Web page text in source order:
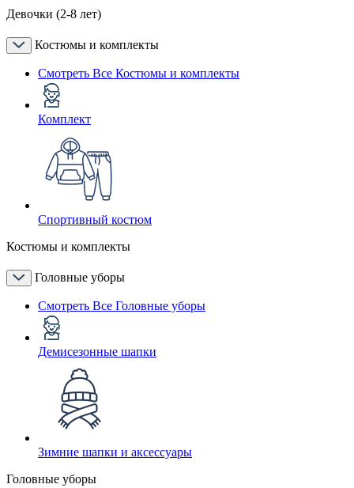
Девочки (2-8 лет)
Костюмы и комплекты
Смотреть Все Костюмы и комплекты
Комплект
Спортивный костюм
Костюмы и комплекты
Головные уборы
Смотреть Все Головные уборы
Демисезонные шапки
Зимние шапки и аксессуары
Головные уборы